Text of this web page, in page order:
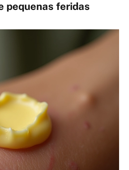
pequenas feridas